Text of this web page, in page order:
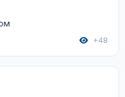
+48